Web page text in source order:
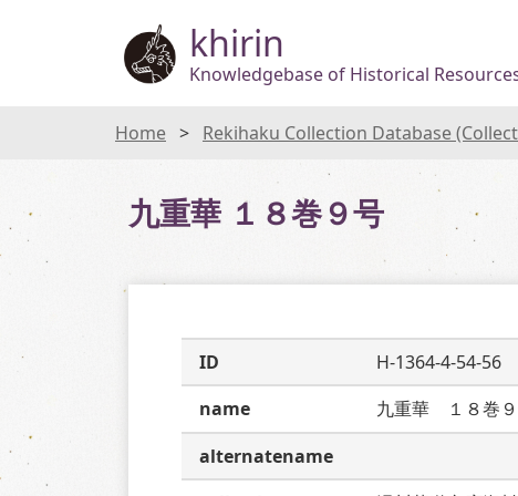
khirin
Knowledgebase of Historical
Home Rekihaku Collection Database
九重華 １８巻９号
ID
H-1364-4-54-56
name
九重華　１８巻
alternatename